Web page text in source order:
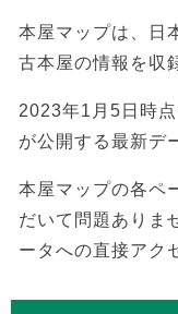
本屋マップは、日
古本屋の情報を収
2023年1月5日時
が公開する最新デ
本屋マップの各ペ
だいて問題ありま
ータへの直接アク